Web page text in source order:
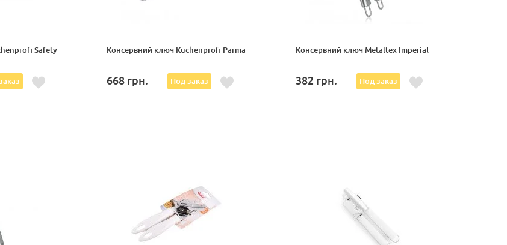
Safety Консервний ключ Kuchenprofi Parma
668 грн. Под заказ
Консервний ключ Metaltex Imperial
382 грн. Под заказ